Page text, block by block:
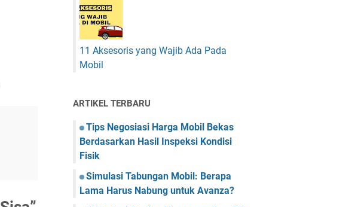
11 Aksesoris yang Wajib Ada Pada
Mobil
ARTIKEL TERBARU
Tips Negosiasi Harga Mobil Bekas
Berdasarkan Hasil Inspeksi Kondisi
Fisik
Simulasi Tabungan Mobil: Berapa
Lama Harus Nabung untuk Avanza?